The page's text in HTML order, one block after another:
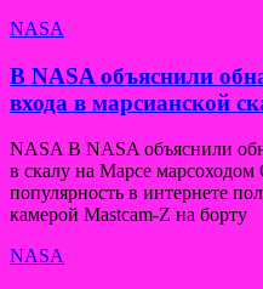
NASA
В NASA объяснили
входа в марсианской
NASA В NASA объяснили
в скалу на Марсе
популярность в интернете
камерой Mastcam-Z на борту
NASA